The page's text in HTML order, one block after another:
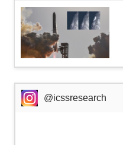
@icssresearch